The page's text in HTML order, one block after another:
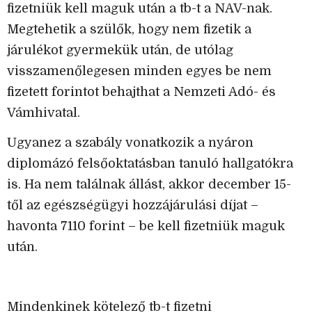
fizetniük kell maguk után a tb-t a NAV-nak.
Megtehetik a szülők, hogy nem fizetik a
járulékot gyermekük után, de utólag
visszamenőlegesen minden egyes be nem
fizetett forintot behajthat a Nemzeti Adó- és
Vámhivatal.
Ugyanez a szabály vonatkozik a nyáron
diplomázó felsőoktatásban tanuló hallgatókra
is. Ha nem találnak állást, akkor december 15-
től az egészségügyi hozzájárulási díjat –
havonta 7110 forint – be kell fizetniük maguk
után.
Mindenkinek kötelező tb-t fizetni